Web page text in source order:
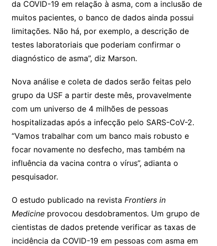
da COVID-19 em relação à asma, com a inclusão de
muitos pacientes, o banco de dados ainda possui
limitações. Não há, por exemplo, a descrição de
testes laboratoriais que poderiam confirmar o
diagnóstico de asma”, diz Marson.
Nova análise e coleta de dados serão feitas pelo
grupo da USF a partir deste mês, provavelmente
com um universo de 4 milhões de pessoas
hospitalizadas após a infecção pelo SARS-CoV-2.
“Vamos trabalhar com um banco mais robusto e
focar novamente no desfecho, mas também na
influência da vacina contra o vírus”, adianta o
pesquisador.
O estudo publicado na revista Frontiers in
Medicineprovocou desdobramentos. Um grupo de
cientistas de dados pretende verificar as taxas de
incidência da COVID-19 em pessoas com asma em